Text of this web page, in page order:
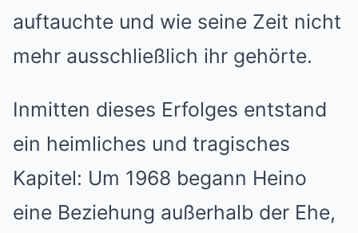
auftauchte und wie seine Zeit nicht
mehr ausschließlich ihr gehörte.
Inmitten dieses Erfolges entstand
ein heimliches und tragisches
Kapitel: Um 1968 begann Heino
eine Beziehung außerhalb der Ehe,